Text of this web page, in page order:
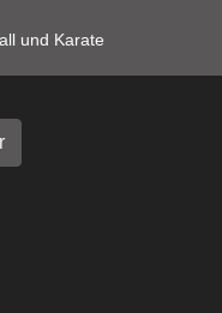
und Karate